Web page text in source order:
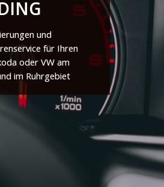
und
für Ihren
oder VW am
im Ruhrgebiet